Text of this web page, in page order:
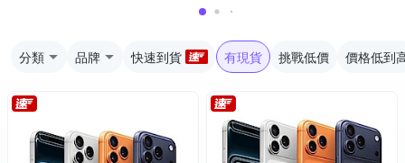
分類 品牌 快速到貨 有現貨 挑戰低價 價格低到